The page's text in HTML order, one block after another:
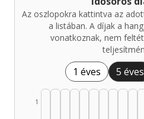
Az oszlopokra kattintva az
a listában. A díjak a
vonatkoznak, nem
1 éves 5 éves
1